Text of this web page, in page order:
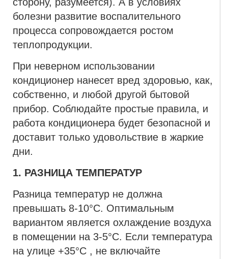
болезни развитие воспалительного
процесса сопровождается ростом
теплопродукции.
При неверном использовании
кондиционер нанесет вред здоровью, как,
собственно, и любой другой бытовой
прибор. Соблюдайте простые правила, и
работа кондиционера будет безопасной и
доставит только удовольствие в жаркие
дни.
1. РАЗНИЦА ТЕМПЕРАТУР
Разница температур не должна
превышать 8-10°С. Оптимальным
вариантом является охлаждение воздуха
в помещении на 3-5°С. Если температура
на улице +35°С , не включайте